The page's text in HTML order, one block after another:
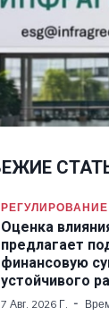
РЕГУЛИРОВАНИЕ
Оценка
предлагает
финансовую
устойчивого
7 Авг. 2026 Г.